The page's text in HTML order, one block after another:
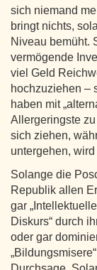
sich niemand
bringt nichts,
Niveau bemüht.
vermögende
viel Geld
hochzuziehen –
haben mit
Allergeringste
sich ziehen,
untergehen,
Solange die
Republik allen
gar
Diskurs“ durch
oder gar